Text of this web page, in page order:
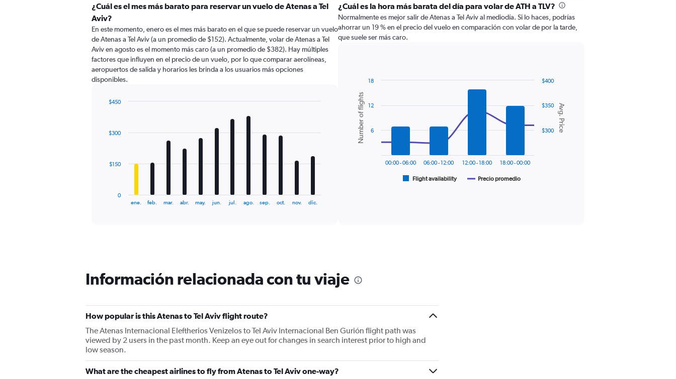
categories.
Range:
91
categories.
The
chart
has
1
Y
displaying
¿Cuál es el mes más barato para reservar un vuelo de Atenas a Tel
Aviv?
En este momento, enero es el mes más barato en el que se puede reservar un vuelo
de Atenas a Tel Aviv (a un promedio de $152). Actualmente, volar de Atenas a Tel
Aviv en agosto es el momento más caro (a un promedio de $382). Hay múltiples
factores que influyen en el precio de un vuelo, por lo que comparar aerolíneas,
aeropuertos de salida y horarios les brinda a los usuarios más opciones
disponibles.
12
The
chart
has
Y
axis
displaying
values.
Range:
0
to
450.
ene. feb. mar. abr. may. jun. jul. ago. sep. oct. nov. dic.
0
$150
$300
$450
¿Cuál es la hora más barata del día para volar de ATH a TLV?
Normalmente es mejor salir de Atenas a Tel Aviv al mediodía. Si lo haces, podrías
ahorrar un 19 % en el precio del vuelo en comparación con volar de por la tarde,
que suele ser más caro.
Combination
chart
with
data
series.
has
2
axes
Price
and
of
Chart
graphic.
Avg. Price
Number of flights
Flight availability Precio promedio
00:00 - 06:00 06:00 - 12:00 12:00 - 18:00 18:00 - 00:00
$300
$350
$400
6
12
18
Información relacionada con tu viaje
How popular is this Atenas to Tel Aviv flight route?
The Atenas Internacional Eleftherios Venizelos to Tel Aviv Internacional Ben Gurión flight path was
viewed by 2 users in the past month. Keep an eye out for changes in search interest prior to high and
low season.
What are the cheapest airlines to fly from Atenas to Tel Aviv one-way?